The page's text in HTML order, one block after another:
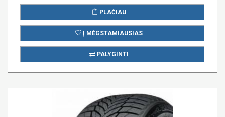
PLAČIAU
Į MĖGSTAMIAUSIAS
PALYGINTI